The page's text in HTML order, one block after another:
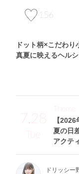
156
ドット柄×こだわ
真夏に映えるヘル
7.28
Tue
【2026
夏の日
アクテ
Theme
ドリッシー